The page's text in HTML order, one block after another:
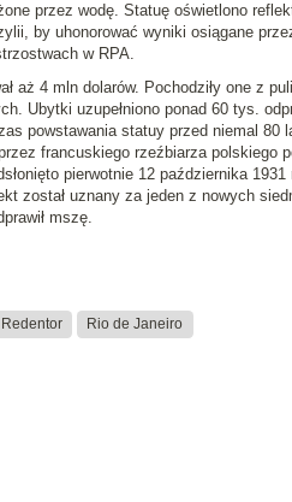
przez wodę. Statuę oświetlono
by uhonorować wyniki osiągane
w RPA.
aż 4 mln dolarów. Pochodziły one z
Ubytki uzupełniono ponad 60 tys.
powstawania statuy przed niemal 80
francuskiego rzeźbiarza polskiego
pierwotnie 12 października
został uznany za jeden z nowych
mszę.
Rio de Janeiro